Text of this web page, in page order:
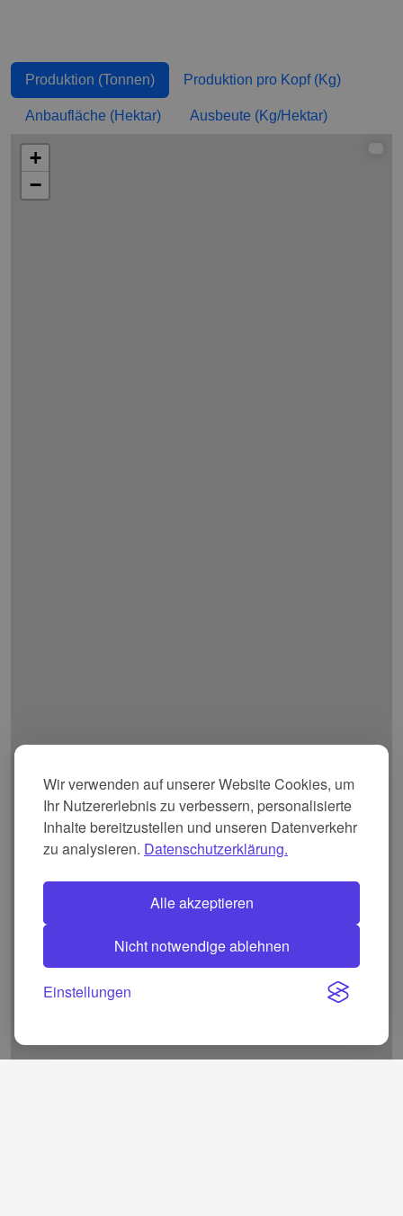
Wir verwenden auf unserer Website Cookies, um
Ihr Nutzererlebnis zu verbessern, personalisierte
Inhalte bereitzustellen und unseren Datenverkehr
zu analysieren. Datenschutzerklärung.
Alle akzeptieren
Nicht notwendige ablehnen
Einstellungen
Produktion (Tonnen) Produktion pro Kopf (Kg)
Anbaufläche (Hektar) Ausbeute (Kg/Hektar)
+
−